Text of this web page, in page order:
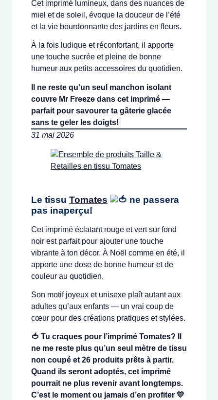
Cet imprimé lumineux, dans des nuances de
miel et de soleil, évoque la douceur de l’été
et la vie bourdonnante des jardins en fleurs.
À la fois ludique et réconfortant, il apporte
une touche sucrée et pleine de bonne
humeur aux petits accessoires du quotidien.
Il ne reste qu’un seul manchon isolant
couvre Mr Freeze dans cet imprimé —
parfait pour savourer ta gâterie glacée
sans te geler les doigts!
31 mai 2026
Le tissu Tomates
ne passera
pas inaperçu!
Cet imprimé éclatant rouge et vert sur fond
noir est parfait pour ajouter une touche
vibrante à ton décor. À Noël comme en été, il
apporte une dose de bonne humeur et de
couleur au quotidien.
Son motif joyeux et unisexe plaît autant aux
adultes qu’aux enfants — un vrai coup de
cœur pour des créations pratiques et stylées.
🍅 Tu craques pour l’imprimé Tomates? Il
ne me reste plus qu’un seul mètre de tissu
non coupé et 26 produits prêts à partir.
Quand ils seront adoptés, cet imprimé
pourrait ne plus revenir avant longtemps.
C’est le moment ou jamais d’en profiter 💛